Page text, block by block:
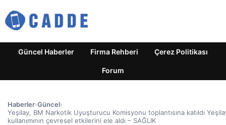
Güncel Haberler Firma Rehberi Çerez Politikası
Forum
Haberler›Güncel›
Yeşilay, BM Narkotik Uyuşturucu Komisyonu toplantısına katıldı
kullanımının çevresel etkilerini ele aldı – SAĞLIK